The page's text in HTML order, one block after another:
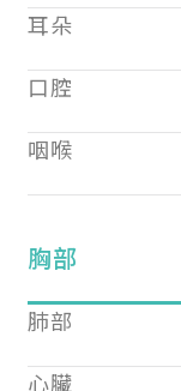
耳朵
口腔
咽喉
胸部
肺部
心臟